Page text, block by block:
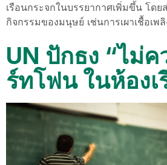
เรือนกระจกในบรรยากาศเพิ่มขึ้น โดย
กิจกรรมของมนุษย์ เช่นการเผาเชื้อเ
UN ปักธง “ไม่ค
ร์ทโฟน ในห้องเ